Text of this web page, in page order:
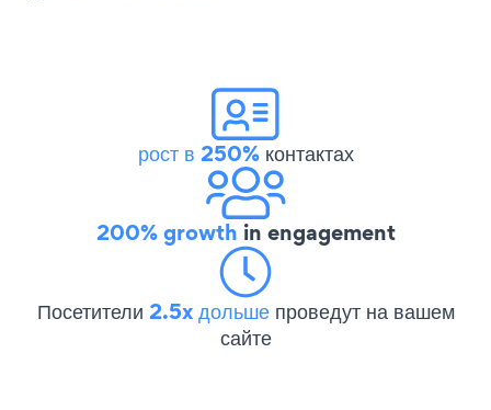
рост в 250%контактах
200% growth in engagement
Посетители 2.5x дольше проведут на вашем
сайте